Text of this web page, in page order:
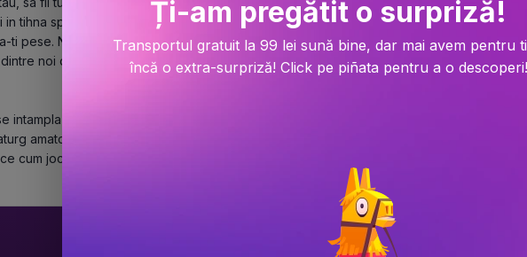
tihna spectacolul din mintea lui Mimi, pus in cuvinte. E un show
ti pese. Nu doar despre modul lui special de a observa lumea,
noi de a se insuruba in realitatea cotidiana. - Florin
intampla cu mine si in jurul meu, dar nu ajuta de fiecare data.
amator. Cand nu-mi place ce scriu, spun ca sunt un actor
cum joc, spun ca sunt un pasionat de scris care mai si joaca. -
Ți-am pregătit o surpriză!
Transportul gratuit la 99 lei sună bine, dar mai avem pentru
încă o extra-surpriză! Click pe piñata pentru a o descoperi!